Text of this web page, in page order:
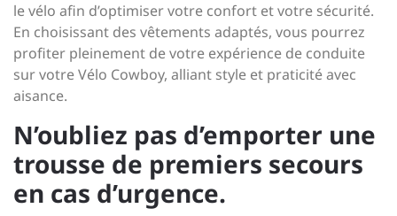
le vélo afin d’optimiser votre confort et votre sécurité.
En choisissant des vêtements adaptés, vous pourrez
profiter pleinement de votre expérience de conduite
sur votre Vélo Cowboy, alliant style et praticité avec
aisance.
N’oubliez pas d’emporter une
trousse de premiers secours
en cas d’urgence.